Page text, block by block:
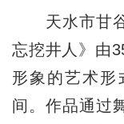
天水市甘谷
忘挖井人》由
形象的艺术形
间。作品通过